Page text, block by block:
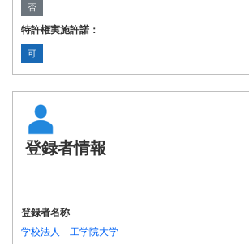
否
特許権実施許諾：
可
登録者情報
登録者名称
学校法人 工学院大学